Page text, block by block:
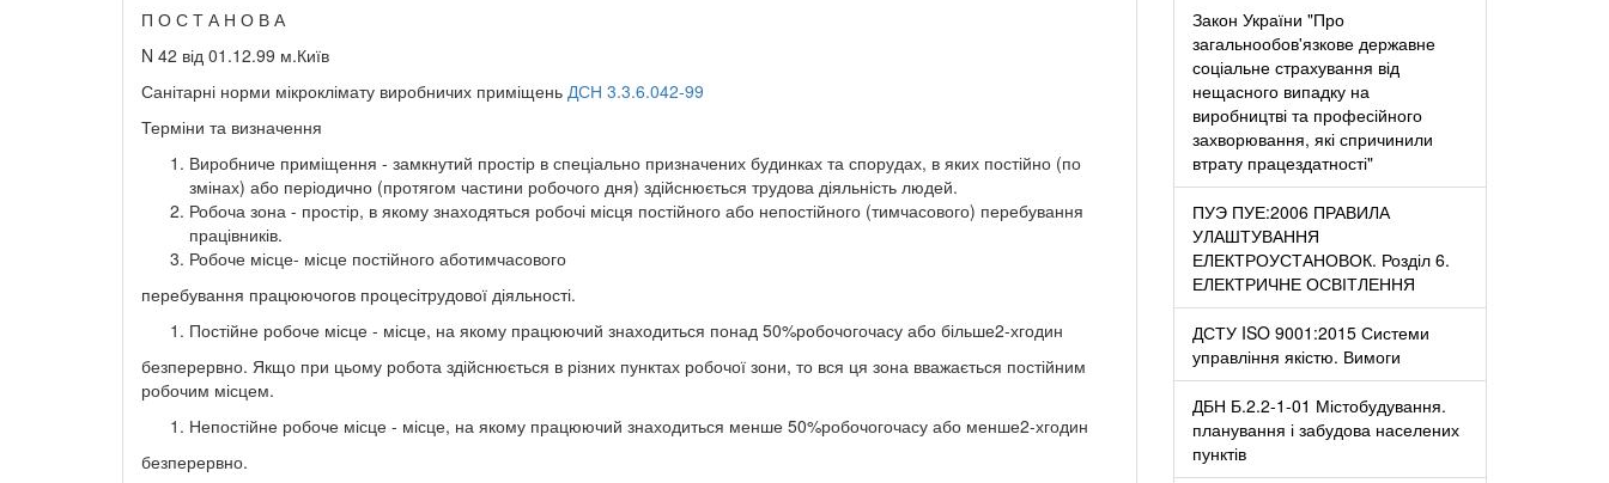
П О С Т А Н О В А
N 42 від 01.12.99 м.Київ
Санітарні норми мікроклімату виробничих приміщень ДСН 3.3.6.042-99
Терміни та визначення
Виробниче приміщення - замкнутий простір в спеціально призначених будинках та спорудах, в яких постійно (по
змінах) або періодично (протягом частини робочого дня) здійснюється трудова діяльність людей.
Робоча зона - простір, в якому знаходяться робочі місця постійного або непостійного (тимчасового) перебування
працівників.
Робоче місце- місце постійного аботимчасового
перебування працюючогов процесітрудової діяльності.
Постійне робоче місце - місце, на якому працюючий знаходиться понад 50%робочогочасу або більше2-хгодин
безперервно. Якщо при цьому робота здійснюється в різних пунктах робочої зони, то вся ця зона вважається постійним
робочим місцем.
Непостійне робоче місце - місце, на якому працюючий знаходиться менше 50%робочогочасу або менше2-хгодин
безперервно.
Закон України "Про
загальнообов'язкове державне
соціальне страхування від
нещасного випадку на
виробництві та професійного
захворювання, які спричинили
втрату працездатності"
ПУЭ ПУЕ:2006 ПРАВИЛА
УЛАШТУВАННЯ
ЕЛЕКТРОУСТАНОВОК. Розділ 6.
ЕЛЕКТРИЧНЕ ОСВІТЛЕННЯ
ДСТУ ISO 9001:2015 Системи
управління якістю. Вимоги
ДБН Б.2.2-1-01 Містобудування.
планування і забудова населених
пунктів